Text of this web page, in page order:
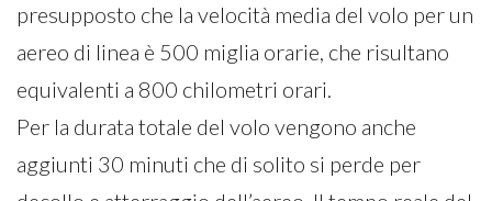
presupposto che la velocità media del volo per un
aereo di linea è 500 miglia orarie, che risultano
equivalenti a 800 chilometri orari.
Per la durata totale del volo vengono anche
aggiunti 30 minuti che di solito si perde per